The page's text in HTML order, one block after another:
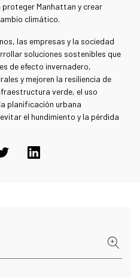
proteger Manhattan y crear
climático.
las empresas y la sociedad
soluciones sostenibles que
de efecto invernadero,
y mejoren la resiliencia de
verde, el uso
planificación urbana
el hundimiento y la pérdida